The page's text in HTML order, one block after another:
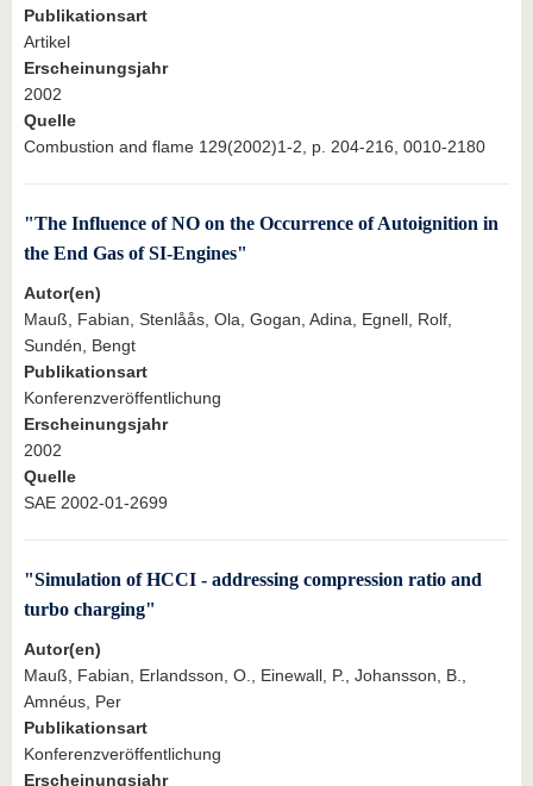
Publikationsart
Artikel
Erscheinungsjahr
2002
Quelle
Combustion and flame 129(2002)1-2, p. 204-216, 0010-2180
"The Influence of NO on the Occurrence of Autoignition in
the End Gas of SI-Engines"
Autor(en)
Mauß, Fabian, Stenlåås, Ola, Gogan, Adina, Egnell, Rolf,
Sundén, Bengt
Publikationsart
Konferenzveröffentlichung
Erscheinungsjahr
2002
Quelle
SAE 2002-01-2699
"Simulation of HCCI - addressing compression ratio and
turbo charging"
Autor(en)
Mauß, Fabian, Erlandsson, O., Einewall, P., Johansson, B.,
Amnéus, Per
Publikationsart
Konferenzveröffentlichung
Erscheinungsjahr